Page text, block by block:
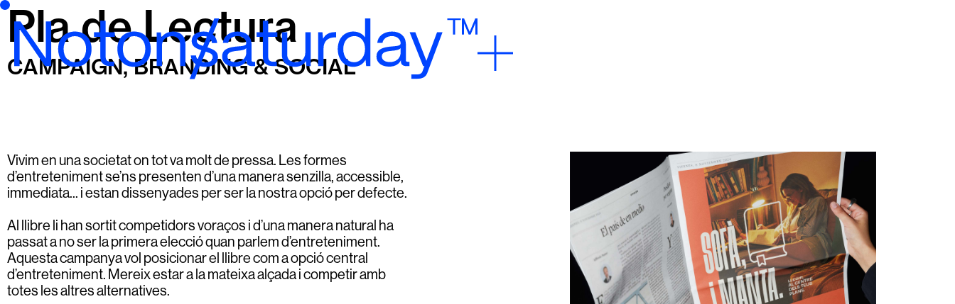
Pla de Lectura
CAMPAIGN, BRANDING & SOCIAL
Vivim en una societat on tot va molt de pressa. Les formes
d’entreteniment se’ns presenten d’una manera senzilla, accessible,
immediata... i estan dissenyades per ser la nostra opció per defecte.
Al llibre li han sortit competidors voraços i d’una manera natural ha
passat a no ser la primera elecció quan parlem d’entreteniment.
Aquesta campanya vol posicionar el llibre com a opció central
d’entreteniment. Mereix estar a la mateixa alçada i competir amb
totes les altres alternatives.